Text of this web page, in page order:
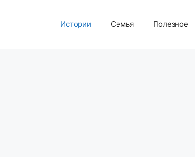
Истории Семья Полезное